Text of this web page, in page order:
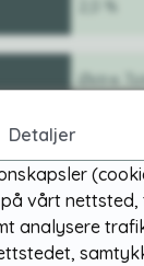
Østre
66,3 %
1,4 %
Detaljer
vårt nettsted,
analysere